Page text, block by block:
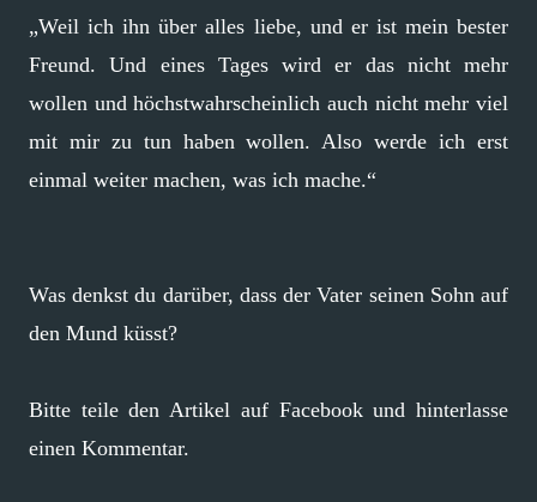
„Weil ich ihn über alles liebe, und er ist mein bester
Freund. Und eines Tages wird er das nicht mehr
wollen und höchstwahrscheinlich auch nicht mehr viel
mit mir zu tun haben wollen. Also werde ich erst
einmal weiter machen, was ich mache.“
Was denkst du darüber, dass der Vater seinen Sohn auf
den Mund küsst?
Bitte teile den Artikel auf Facebook und hinterlasse
einen Kommentar.